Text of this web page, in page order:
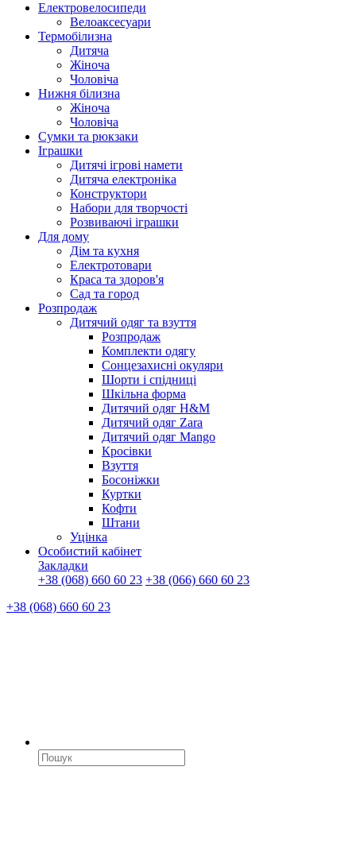
Електровелосипеди
Велоаксесуари
Термобілизна
Дитяча
Жіноча
Чоловіча
Нижня білизна
Жіноча
Чоловіча
Сумки та рюкзаки
Іграшки
Дитячі ігрові намети
Дитяча електроніка
Конструктори
Набори для творчості
Розвиваючі іграшки
Для дому
Дім та кухня
Електротовари
Краса та здоров'я
Сад та город
Розпродаж
Дитячий одяг та взуття
Розпродаж
Комплекти одягу
Сонцезахисні окуляри
Шорти і спідниці
Шкільна форма
Дитячий одяг H&M
Дитячий одяг Zara
Дитячий одяг Mango
Кросівки
Взуття
Босоніжки
Куртки
Кофти
Штани
Уцінка
Особистий кабінет
Закладки
+38 (068) 660 60 23 +38 (066) 660 60 23
+38 (068) 660 60 23